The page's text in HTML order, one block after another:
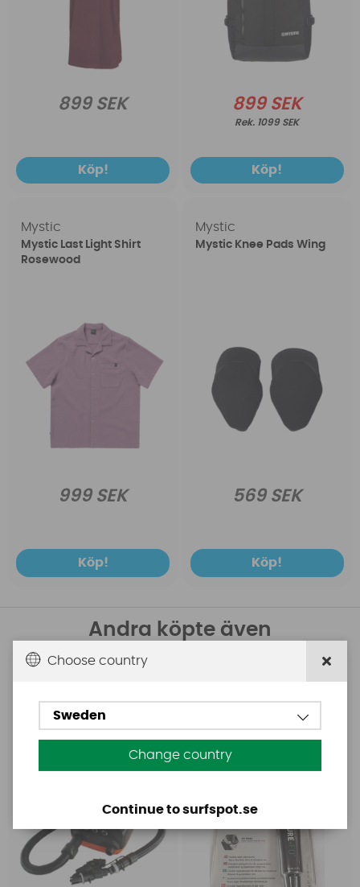
899 SEK
Köp!
899 SEK
1099 SEK
Köp!
Mystic
Mystic Last Light Shirt
Rosewood
999 SEK
Köp!
Mystic
Mystic Knee Pads Wing
569 SEK
Köp!
Andra köpte även
SUP Pump
Choose country
Sweden
Change country
Continue to surfspot.se